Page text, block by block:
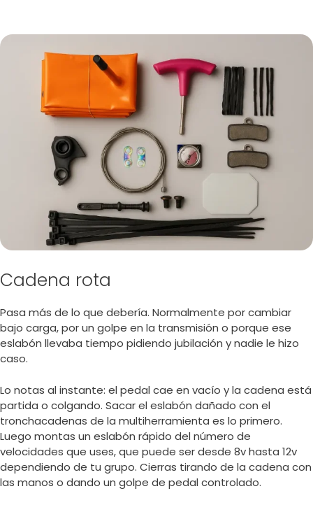
Cadena rota
Pasa más de lo que debería. Normalmente por cambiar
bajo carga, por un golpe en la transmisión o porque ese
eslabón llevaba tiempo pidiendo jubilación y nadie le hizo
caso.
Lo notas al instante: el pedal cae en vacío y la cadena está
partida o colgando. Sacar el eslabón dañado con el
tronchacadenas de la multiherramienta es lo primero.
Luego montas un eslabón rápido del número de
velocidades que uses, que puede ser desde 8v hasta 12v
dependiendo de tu grupo. Cierras tirando de la cadena con
las manos o dando un golpe de pedal controlado.